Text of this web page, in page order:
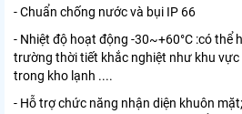
- Chuẩn chống nước và bụi IP 66
- Nhiệt độ hoạt động -30~+60°C :có thể
trường thời tiết khắc nghiệt như khu vực
trong kho lạnh ....
- Hỗ trợ chức năng nhận diện khuôn